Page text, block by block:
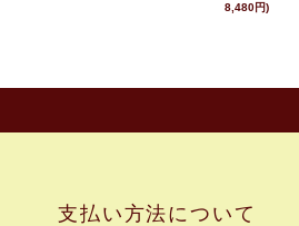
8,480円)
支払い方法について